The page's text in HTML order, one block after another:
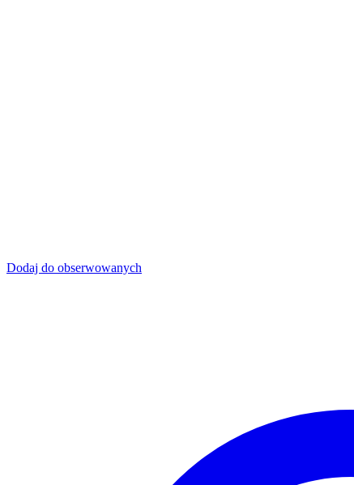
Dodaj do obserwowanych